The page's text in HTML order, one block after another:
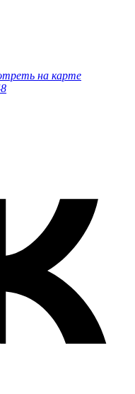
на карте